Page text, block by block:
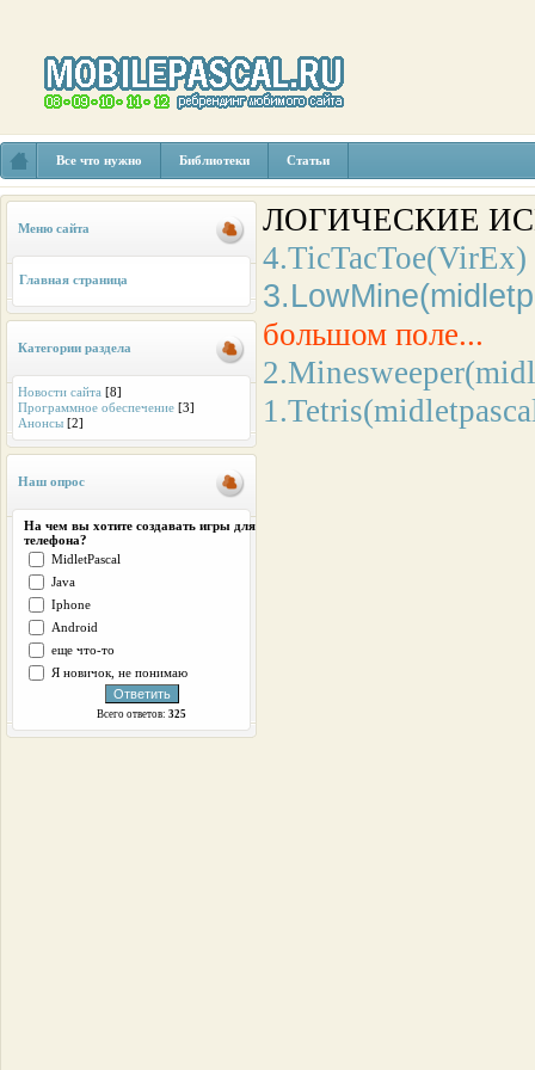
Все что нужно Библиотеки Статьи
Меню сайта
Главная страница
Категории раздела
Новости сайта [8]
Программное обеспечение [3]
Анонсы [2]
Наш опрос
На чем вы хотите создавать игры для
телефона?
MidletPascal
Java
Iphone
Android
еще что-то
Я новичок, не понимаю
Всего ответов:325
ЛОГИЧЕСКИЕ
4.TicTacToe(VirEx)
большом поле...